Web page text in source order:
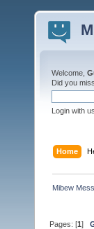
Welcome,
Did you
Login with
Home
Mibew
Pages: [1]